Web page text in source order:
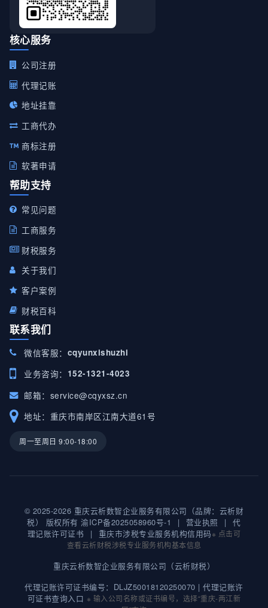
核心服务
公司注册
代理记账
地址挂靠
工商代办
商标注册
软著申请
帮助支持
常见问题
工商服务
财税服务
关于我们
客户案例
财税百科
联系我们
微信客服： cqyunxishuzhi
业务咨询： 152-1321-4023
邮箱： service@cqyxsz.cn
地址：重庆市南岸区江南大道61号
周一至周日 9:00-18:00
© 2025-2026 重庆云析数智企业服务有限公司（品牌：云析财
税） 版权所有渝ICP备2025058960号-1 | 营业执照 |
代
理记账许可证书
| 重庆市涉税专业服务机构信用码※ 点击可
查看云析财税涉税专业服务机构基本信息
重庆云析数智企业服务有限公司（云析财税）
代理记账许可证书编号：DLJZ50018120250070 |代理记账许
可证书查询入口 ※ 输入公司名称或证书编号，选择“重庆-两江新